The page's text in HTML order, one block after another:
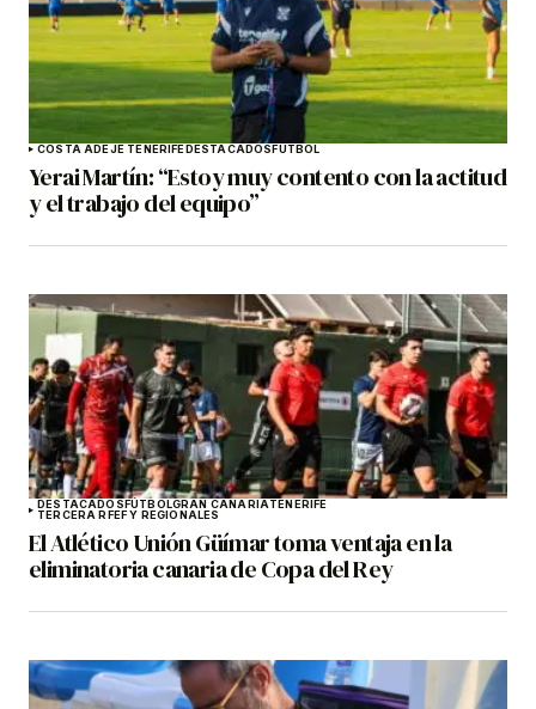
COSTA ADEJE TENERIFEDESTACADOSFÚTBOL
Yerai Martín: “Estoy muy contento con la actitud
y el trabajo del equipo”
DESTACADOSFÚTBOLGRAN CANARIATENERIFE
TERCERA RFEF Y REGIONALES
El Atlético Unión Güímar toma ventaja en la
eliminatoria canaria de Copa del Rey